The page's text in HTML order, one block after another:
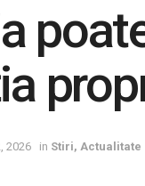
2026 in Stiri, Actualitate